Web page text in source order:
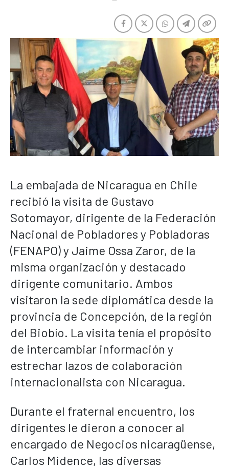
La embajada de Nicaragua en Chile
recibió la visita de Gustavo
Sotomayor, dirigente de la Federación
Nacional de Pobladores y Pobladoras
(FENAPO) y Jaime Ossa Zaror, de la
misma organización y destacado
dirigente comunitario. Ambos
visitaron la sede diplomática desde la
provincia de Concepción, de la región
del Biobío. La visita tenía el propósito
de intercambiar información y
estrechar lazos de colaboración
internacionalista con Nicaragua.
Durante el fraternal encuentro, los
dirigentes le dieron a conocer al
encargado de Negocios nicaragüense,
Carlos Midence, las diversas